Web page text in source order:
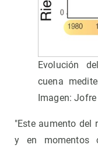
Evolución
cuena
Imagen:
"Este aumento del
y en momentos